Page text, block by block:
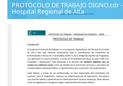
PROTOCOLO DE TRABAJO DIGNO.cdr -
Hospital Regional de Alta